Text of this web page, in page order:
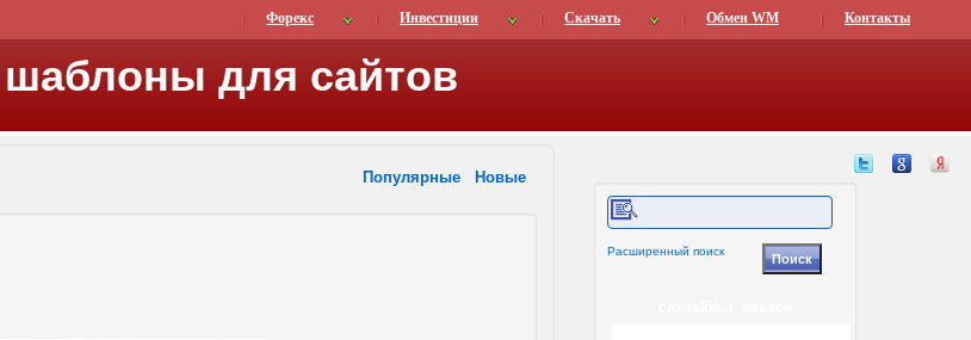
Форекс Инвестиции Скачать Обмен WM Контакты
для сайтов
Популярные Новые
Расширенный поиск